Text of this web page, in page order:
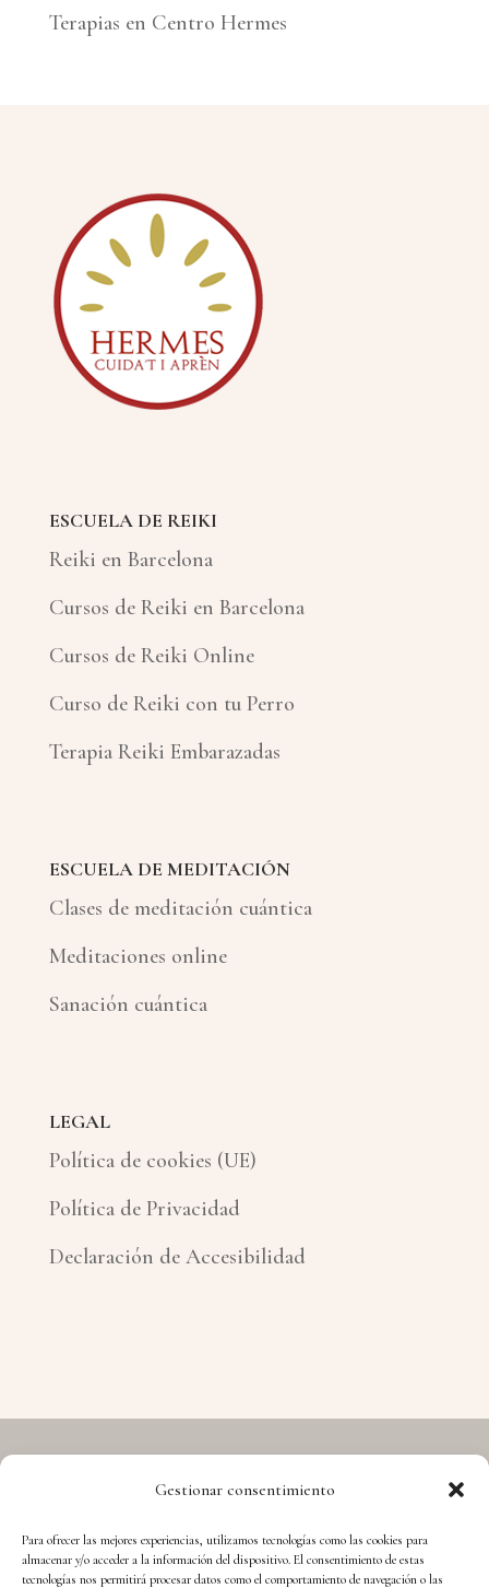
Gestionar consentimiento
Para ofrecer las mejores experiencias, utilizamos tecnologías como las cookies para
almacenar y/o acceder a la información del dispositivo. El consentimiento de estas
tecnologías nos permitirá procesar datos como el comportamiento de navegación o las
Terapias en Centro Hermes
ESCUELA DE REIKI
Reiki en Barcelona
Cursos de Reiki en Barcelona
Cursos de Reiki Online
Curso de Reiki con tu Perro
Terapia Reiki Embarazadas
ESCUELA DE MEDITACIÓN
Clases de meditación cuántica
Meditaciones online
Sanación cuántica
LEGAL
Política de cookies (UE)
Política de Privacidad
Declaración de Accesibilidad